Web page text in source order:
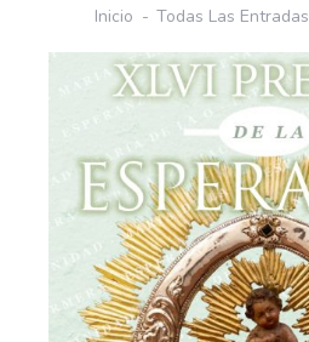
Inicio Todas Las Entradas